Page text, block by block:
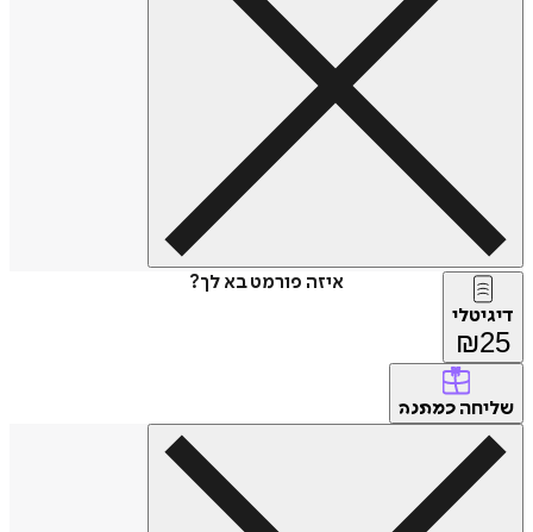
איזה פורמט בא לך?
דיגיטלי
₪25
שליחה כמתנה